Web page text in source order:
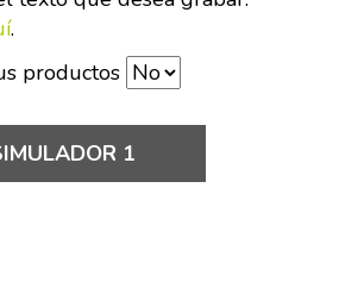
.
productos
1